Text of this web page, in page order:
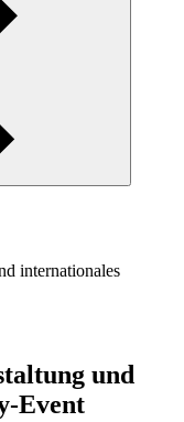
internationales
und
Event